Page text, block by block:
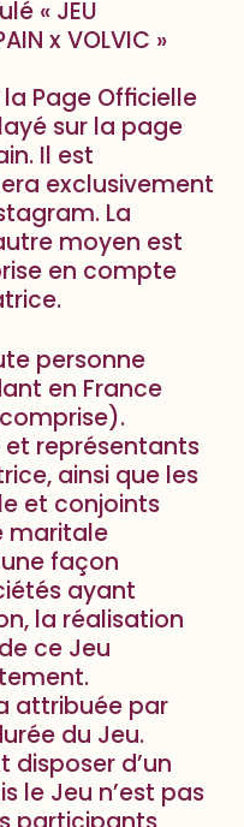
« JEU
x VOLVIC »
Page Officielle
sur la page
Il est
exclusivement
La
moyen est
en compte
personne
en France
et représentants
ainsi que les
et conjoints
maritale
façon
ayant
la réalisation
ce Jeu
attribuée par
du Jeu.
disposer d’un
le Jeu n’est pas